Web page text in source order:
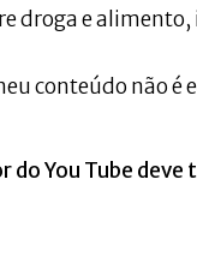
droga e
conteúdo não é
do You Tube